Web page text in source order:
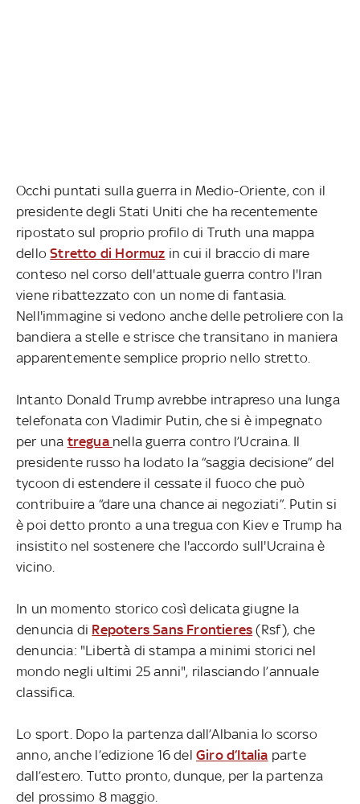
Occhi puntati sulla guerra in Medio-Oriente, con il
presidente degli Stati Uniti che ha recentemente
ripostato sul proprio profilo di Truth una mappa
delloStretto di Hormuz in cui il braccio di mare
conteso nel corso dell'attuale guerra contro l'Iran
viene ribattezzato con un nome di fantasia.
Nell'immagine si vedono anche delle petroliere con la
bandiera a stelle e strisce che transitano in maniera
apparentemente semplice proprio nello stretto.
Intanto Donald Trump avrebbe intrapreso una lunga
telefonata con Vladimir Putin, che si è impegnato
per una tregua nella guerra contro l’Ucraina. Il
presidente russo ha lodato la “saggia decisione” del
tycoon di estendere il cessate il fuoco che può
contribuire a “dare una chance ai negoziati”. Putin si
è poi detto pronto a una tregua con Kiev e Trump ha
insistito nel sostenere che l'accordo sull'Ucraina è
vicino.
In un momento storico così delicata giugne la
denuncia di Repoters Sans Frontieres (Rsf), che
denuncia: "Libertà di stampa a minimi storici nel
mondo negli ultimi 25 anni", rilasciando l’annuale
classifica.
Lo sport. Dopo la partenza dall’Albania lo scorso
anno, anche l’edizione 16 del Giro d’Italia parte
dall’estero. Tutto pronto, dunque, per la partenza
del prossimo 8 maggio.